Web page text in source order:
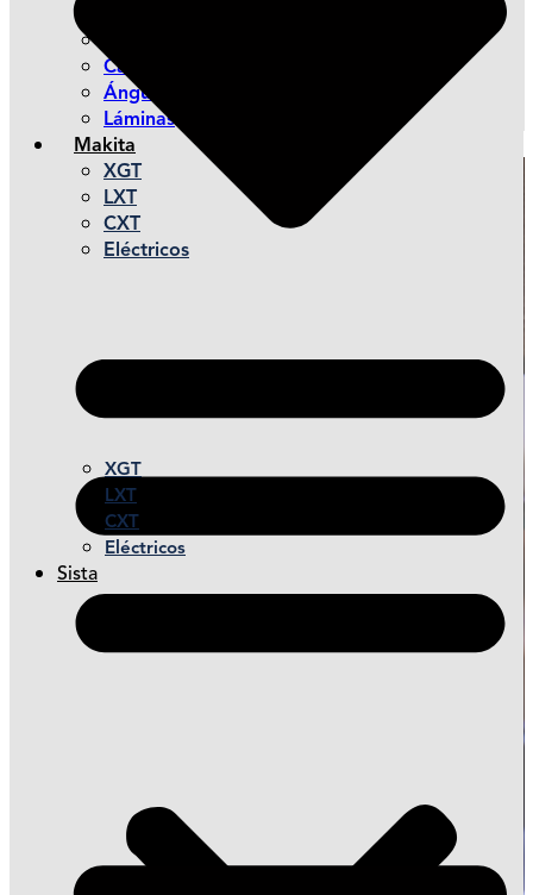
Canales y Canaletas
Ángulos y Esquineros
Láminas
Makita
XGT
LXT
CXT
Eléctricos
XGT
LXT
CXT
Eléctricos
Sista